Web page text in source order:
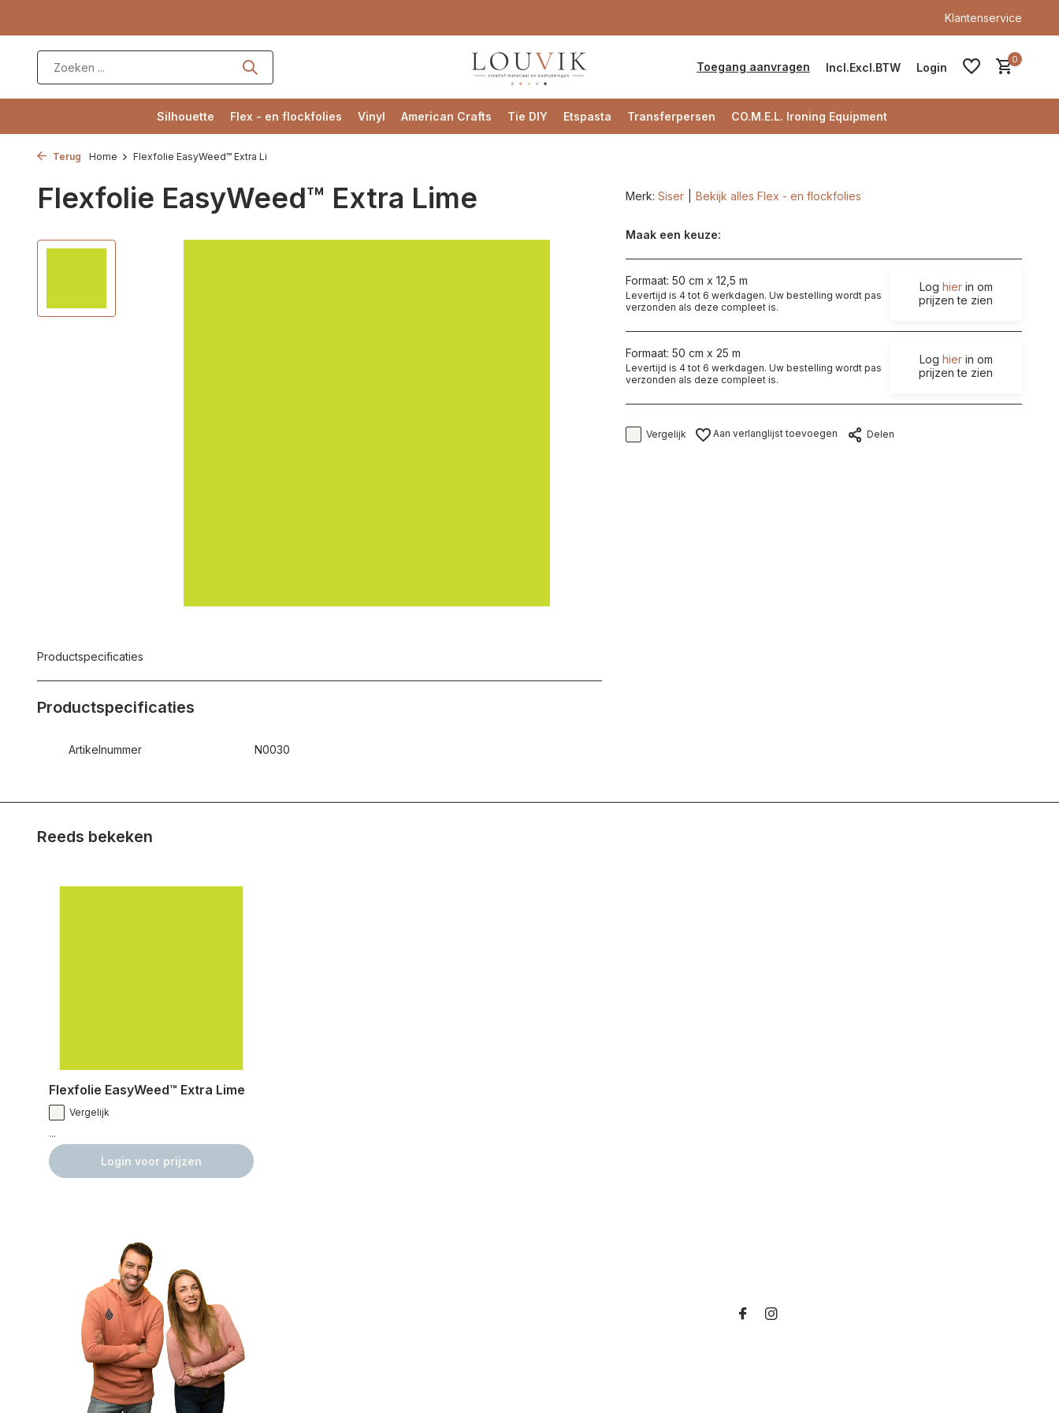
Klantenservice
Toegang aanvragen Incl.Excl.BTW Login
0
Silhouette Flex - en flockfolies Vinyl American Crafts Tie DIY Etspasta Transferpersen CO.M.E.L. Ironing Equipment
Terug Home Flexfolie EasyWeed™ Extra Li
Flexfolie EasyWeed™ Extra Lime
Productspecificaties
Productspecificaties
Artikelnummer N0030
Merk: Siser Bekijk alles Flex - en flockfolies
Maak een keuze:
Formaat: 50 cm x 12,5 m
Levertijd is 4 tot 6 werkdagen. Uw bestelling wordt pas
verzonden als deze compleet is.
Log hierin om
prijzen te zien
Formaat: 50 cm x 25 m
Levertijd is 4 tot 6 werkdagen. Uw bestelling wordt pas
verzonden als deze compleet is.
Log hierin om
prijzen te zien
Vergelijk Aan verlanglijst toevoegen Delen
Reeds bekeken
Flexfolie EasyWeed™ Extra Lime
Vergelijk
...
Login voor prijzen